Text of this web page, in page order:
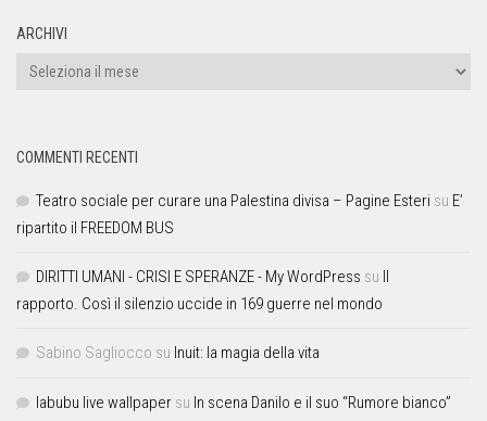
ARCHIVI
COMMENTI RECENTI
Teatro sociale per curare una Palestina divisa – Pagine Esteri su E’
ripartito il FREEDOM BUS
DIRITTI UMANI - CRISI E SPERANZE - My WordPress su Il
rapporto. Così il silenzio uccide in 169 guerre nel mondo
Sabino Sagliocco su Inuit: la magia della vita
labubu live wallpaper su In scena Danilo e il suo “Rumore bianco”